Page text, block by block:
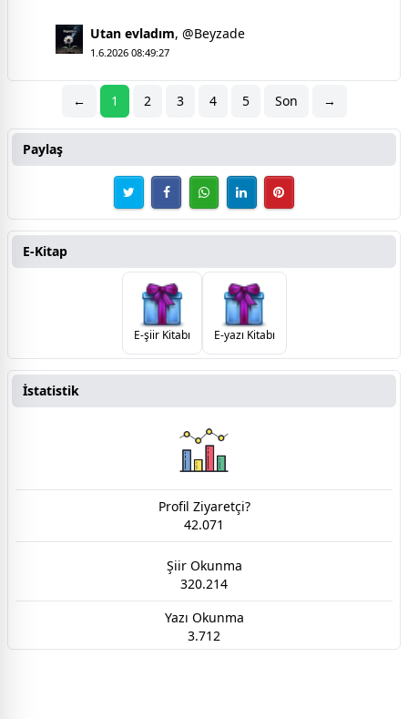
Utan evladım, @Beyzade
1.6.2026 08:49:27
← 1 2 3 4 5 Son →
Paylaş
E-Kitap
E-şiir Kitabı E-yazı Kitabı
İstatistik
Profil Ziyaretçi?
42.071
Şiir Okunma
320.214
Yazı Okunma
3.712